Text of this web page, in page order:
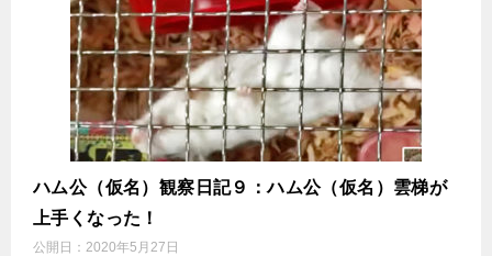
ハム公（仮名）観察日記９：ハム公（仮名）雲梯が
上手くなった！
公開日： 2020年5月27日